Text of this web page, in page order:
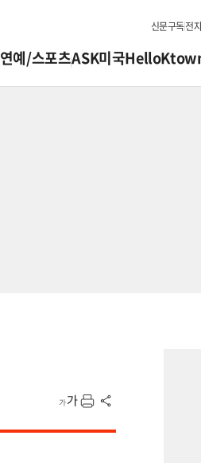
신문구독전
연예/스포츠ASK미국